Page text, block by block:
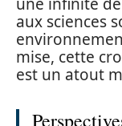
aux sciences
mise, cette
est un atout